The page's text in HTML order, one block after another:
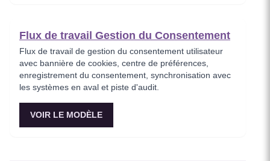
Flux de travail Gestion du Consentement
Flux de travail de gestion du consentement utilisateur
avec bannière de cookies, centre de préférences,
enregistrement du consentement, synchronisation avec
les systèmes en aval et piste d'audit.
VOIR LE MODÈLE